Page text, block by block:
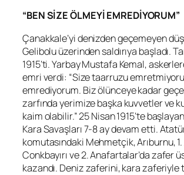
“BEN SİZE ÖLMEYİ EMREDİYORUM”
Çanakkale’yi denizden geçemeyen
Gelibolu üzerinden saldırıya başladı.
1915’ti. Yarbay Mustafa Kemal,
emri verdi: “Size taarruzu
emrediyorum. Biz ölünceye kadar
zarfında yerimize başka kuvvetler ve
kaim olabilir.” 25 Nisan 1915’te
Kara Savaşları 7-8 ay devam etti.
komutasındaki Mehmetçik, Arıburnu,
Conkbayırı ve 2. Anafartalar’da zafer
kazandı. Deniz zaferini, kara zaferiyle